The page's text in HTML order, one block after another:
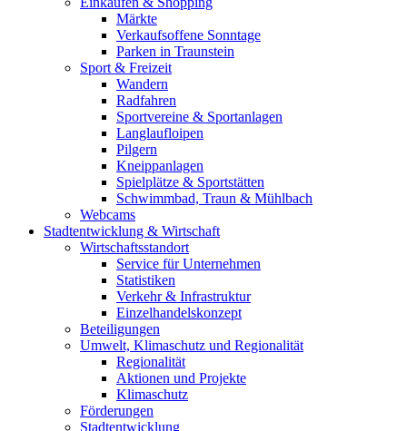
Märkte
Verkaufsoffene Sonntage
Parken in Traunstein
Sport & Freizeit
Wandern
Radfahren
Sportvereine & Sportanlagen
Langlaufloipen
Pilgern
Kneippanlagen
Spielplätze & Sportstätten
Schwimmbad, Traun & Mühlbach
Webcams
Stadtentwicklung & Wirtschaft
Wirtschaftsstandort
Service für Unternehmen
Statistiken
Verkehr & Infrastruktur
Einzelhandelskonzept
Beteiligungen
Umwelt, Klimaschutz und Regionalität
Regionalität
Aktionen und Projekte
Klimaschutz
Förderungen
Stadtentwicklung